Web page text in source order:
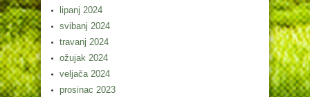
lipanj 2024
svibanj 2024
travanj 2024
ožujak 2024
veljača 2024
prosinac 2023